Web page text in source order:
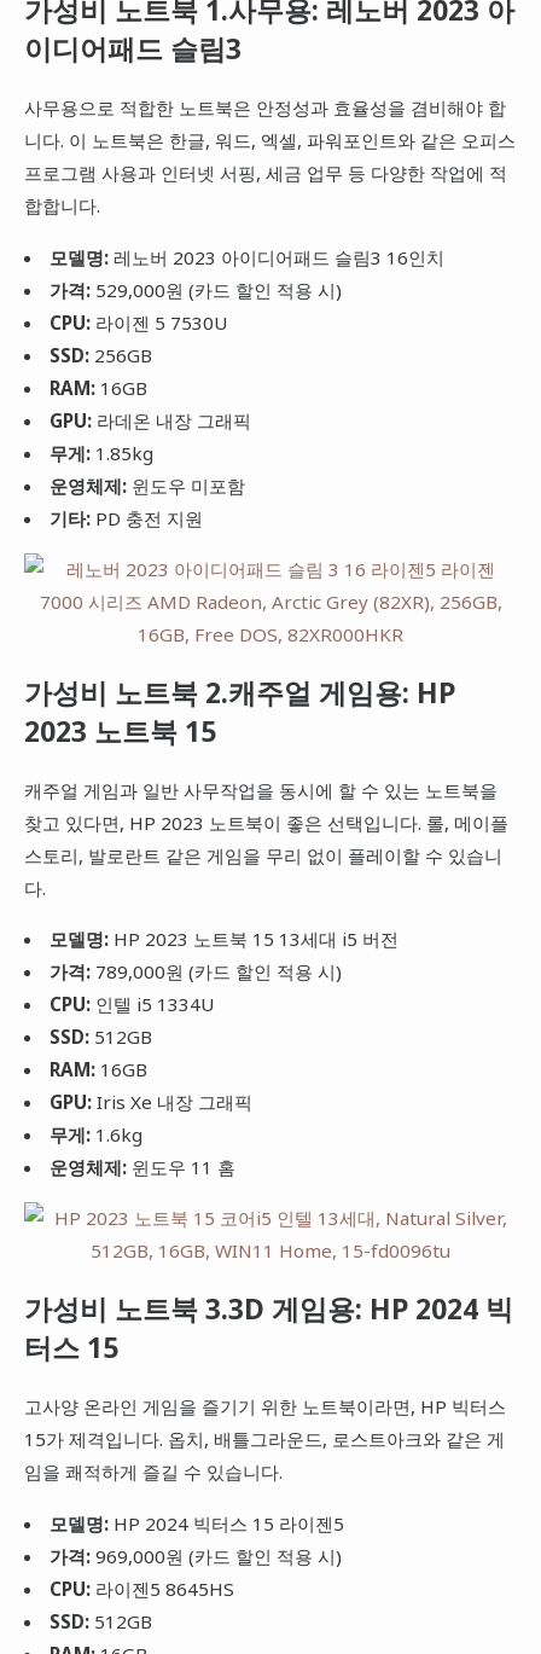
가성비 노트북 1.사무용: 레노버 2023 아
이디어패드 슬림3
사무용으로 적합한 노트북은 안정성과 효율성을 겸비해야 합
니다. 이 노트북은 한글, 워드, 엑셀, 파워포인트와 같은 오피스
프로그램 사용과 인터넷 서핑, 세금 업무 등 다양한 작업에 적
합합니다.
모델명:레노버 2023 아이디어패드 슬림3 16인치
가격:529,000원 (카드 할인 적용 시)
CPU:라이젠 5 7530U
SSD:256GB
RAM:16GB
GPU:라데온 내장 그래픽
무게:1.85kg
운영체제:윈도우 미포함
기타:PD 충전 지원
가성비 노트북 2.캐주얼 게임용: HP
2023 노트북 15
캐주얼 게임과 일반 사무작업을 동시에 할 수 있는 노트북을
찾고 있다면, HP 2023 노트북이 좋은 선택입니다. 롤, 메이플
스토리, 발로란트 같은 게임을 무리 없이 플레이할 수 있습니
다.
모델명:HP 2023 노트북 15 13세대 i5 버전
가격:789,000원 (카드 할인 적용 시)
CPU:인텔 i5 1334U
SSD:512GB
RAM:16GB
GPU:Iris Xe 내장 그래픽
무게:1.6kg
운영체제:윈도우 11 홈
가성비 노트북 3.3D 게임용: HP 2024 빅
터스 15
고사양 온라인 게임을 즐기기 위한 노트북이라면, HP 빅터스
15가 제격입니다. 옵치, 배틀그라운드, 로스트아크와 같은 게
임을 쾌적하게 즐길 수 있습니다.
모델명:HP 2024 빅터스 15 라이젠5
가격:969,000원 (카드 할인 적용 시)
CPU:라이젠5 8645HS
SSD:512GB